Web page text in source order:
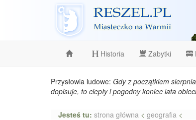
Reszel
Historia Zabytki
Przysłowia ludowe: Gdy z początkiem
dopisuje, to ciepły i pogodny koniec lata
Jesteś tu: strona główna < geografia <